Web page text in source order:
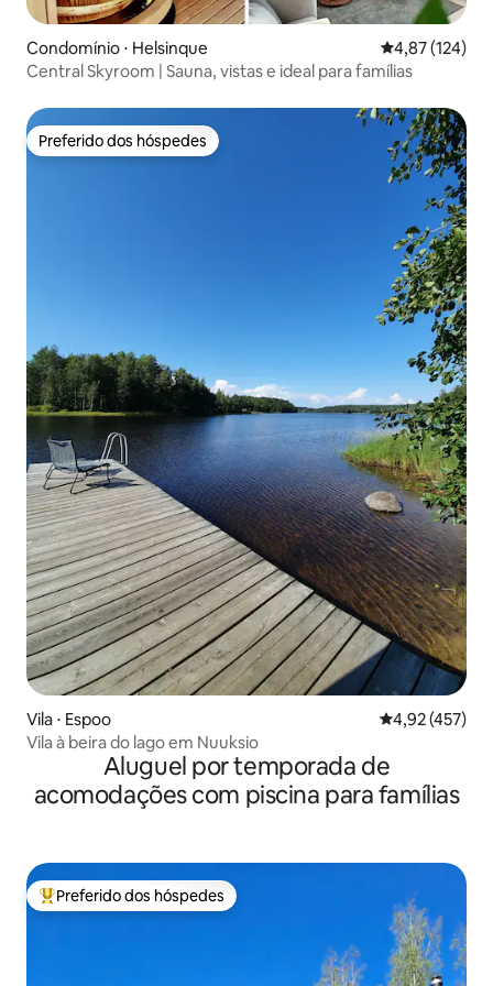
Condomínio ⋅ Helsinque 4,87 de uma
4,87 (124)
Central Skyroom | Sauna, vistas e ideal para famílias
Preferido dos hóspedes
Preferido dos hóspedes
Vila ⋅ Espoo 4,92 de uma
4,92 (457)
Vila à beira do lago em Nuuksio
Aluguel por temporada de
acomodações com piscina para famílias
Entre os melhores preferidos dos hóspedes
Preferido dos hóspedes